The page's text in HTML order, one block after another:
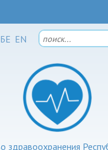
БЕ EN
здравоохранения